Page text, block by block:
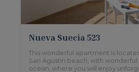
Nueva Suecia 523
This wonderful apartment is
San Agustín beach, with wonderful
ocean, where you will enjoy